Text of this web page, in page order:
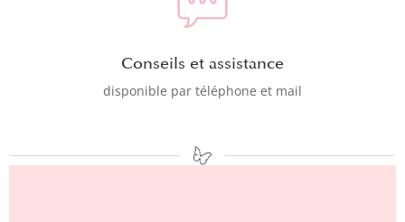
Conseils et assistance
disponible par téléphone et mail